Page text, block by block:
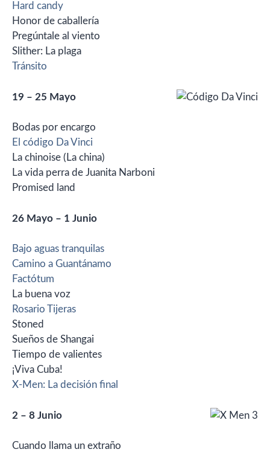
Hard candy
Honor de caballería
Pregúntale al viento
Slither: La plaga
Tránsito
19 – 25 Mayo
Bodas por encargo
El código Da Vinci
La chinoise (La china)
La vida perra de Juanita Narboni
Promised land
26 Mayo – 1 Junio
Bajo aguas tranquilas
Camino a Guantánamo
Factótum
La buena voz
Rosario Tijeras
Stoned
Sueños de Shangai
Tiempo de valientes
¡Viva Cuba!
X-Men: La decisión final
2 – 8 Junio
Cuando llama un extraño